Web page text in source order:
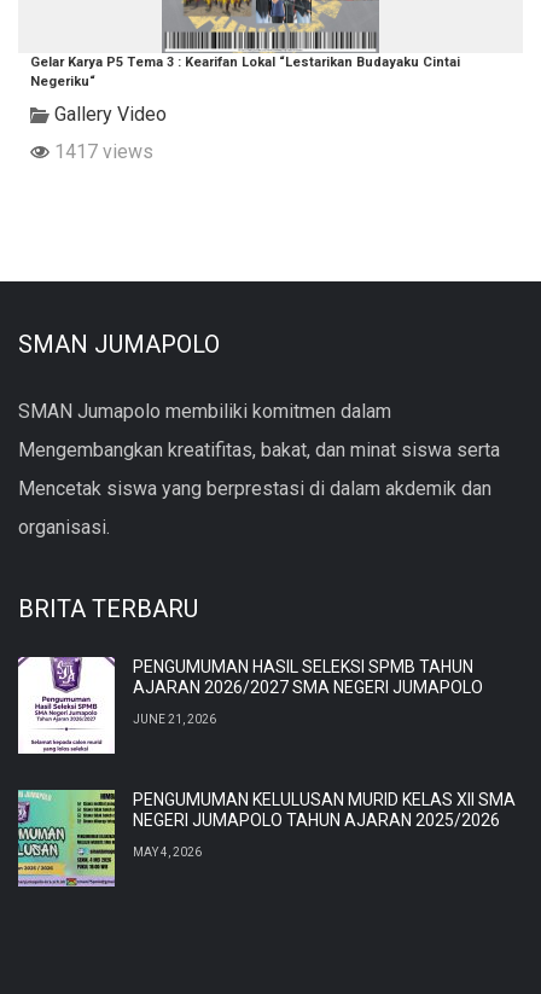
Gelar Karya P5 Tema 3 : Kearifan Lokal “Lestarikan Budayaku Cintai
Negeriku“
Gallery Video
1417 views
SMAN JUMAPOLO
SMAN Jumapolo membiliki komitmen dalam
Mengembangkan kreatifitas, bakat, dan minat siswa serta
Mencetak siswa yang berprestasi di dalam akdemik dan
organisasi.
BRITA TERBARU
PENGUMUMAN HASIL SELEKSI SPMB TAHUN
AJARAN 2026/2027 SMA NEGERI JUMAPOLO
JUNE 21, 2026
PENGUMUMAN KELULUSAN MURID KELAS XII SMA
NEGERI JUMAPOLO TAHUN AJARAN 2025/2026
MAY 4, 2026